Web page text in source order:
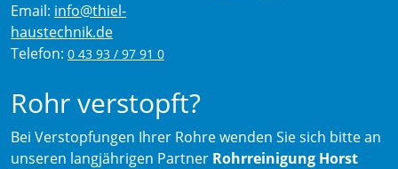
Email: info@thiel-
haustechnik.de
Telefon: 0 43 93 / 97 91 0
Rohr verstopft?
Bei Verstopfungen Ihrer Rohre wenden Sie sich bitte an
unseren langjährigen Partner Rohrreinigung Horst